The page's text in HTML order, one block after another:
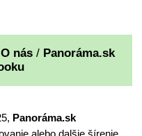
O nás/ Panoráma.sk
Panoráma.sk
alebo dalšie šírenie